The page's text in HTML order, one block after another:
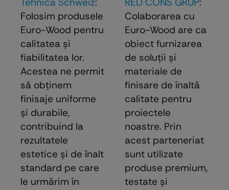
Folosim produsele
Euro-Wood pentru
calitatea și
fiabilitatea lor.
Acestea ne permit
să obținem
finisaje uniforme
și durabile,
contribuind la
rezultatele
estetice și de înalt
standard pe care
le urmărim în
Colaborarea cu
Euro-Wood are ca
obiect furnizarea
de soluţii şi
materiale de
finisare de înaltă
calitate pentru
proiectele
noastre. Prin
acest parteneriat
sunt utilizate
produse premium,
testate şi